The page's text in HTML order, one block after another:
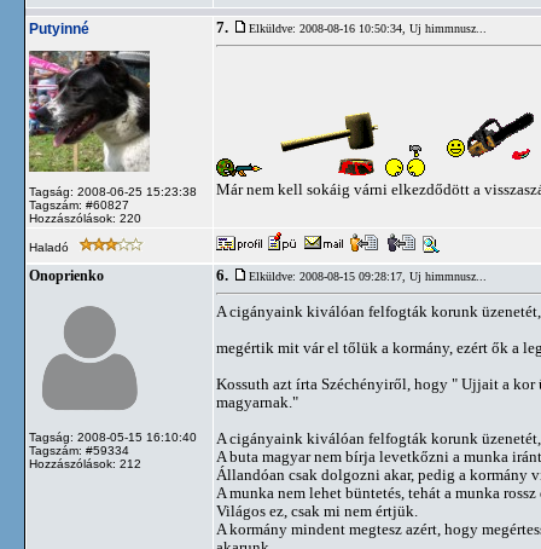
Putyinné
Tagság: 2008-06-25 15:23:38
Tagszám: #60827
Hozzászólások: 220
7. Elküldve: 2008-08-16 10:50:34, Uj himmnusz...
Már nem kell sokáig várni elkezdődött a
Haladó
Onoprienko
Tagság: 2008-05-15 16:10:40
Tagszám: #59334
Hozzászólások: 212
6. Elküldve: 2008-08-15 09:28:17, Uj himmnusz...
A cigányaink kiválóan felfogták korunk üzenetét,
megértik mit vár el tőlük a kormány, ezért ők a
Kossuth azt írta Széchényiről, hogy " Ujjait a kor
magyarnak."
A cigányaink kiválóan felfogták korunk
A buta magyar nem bírja levetkőzni a munka
Állandóan csak dolgozni akar, pedig a kormány
A munka nem lehet büntetés, tehát a munka
Világos ez, csak mi nem értjük.
A kormány mindent megtesz azért, hogy